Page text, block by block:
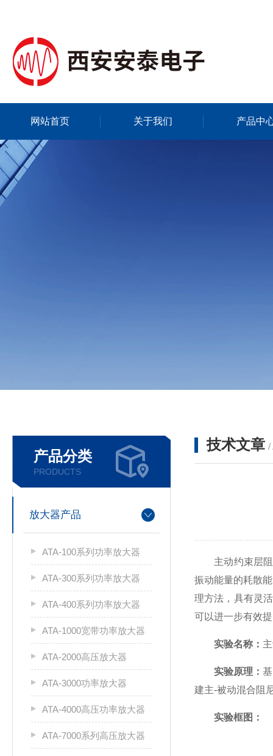
网站首页 关于我们 产品中
产品分类
PRODUCTS
放大器产品
ATA-100系列功率放大器
ATA-300系列功率放大器
ATA-400系列功率放大器
ATA-1000宽带功率放大器
ATA-2000高压放大器
ATA-3000功率放大器
ATA-4000高压功率放大器
ATA-7000系列高压放大器
技术文章 /
主动约束层阻
振动能量的耗散
理方法，具有灵
可以进一步有效
实验名称：
实验原理：
建主-被动混合阻
实验框图：